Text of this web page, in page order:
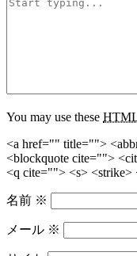
You may use these
<a href="" title="">
<blockquote cite="">
<q cite=""> <s> <strike>
名前 ※
メール ※